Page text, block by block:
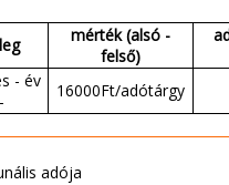
mérték (alsó -
felső)
- év
-
16000Ft/adótárgy
adója